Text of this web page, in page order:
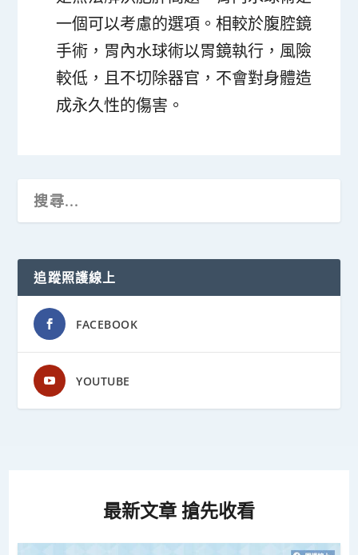
一個可以考慮的選項。相較於腹腔鏡
手術，胃內水球術以胃鏡執行，風險
較低，且不切除器官，不會對身體造
成永久性的傷害。
追蹤照護線上
FACEBOOK
YOUTUBE
最新文章 搶先收看